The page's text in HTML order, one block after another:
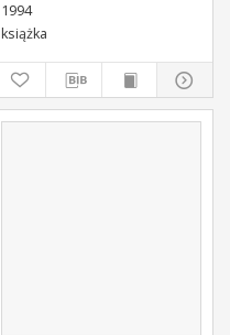
1994
książka